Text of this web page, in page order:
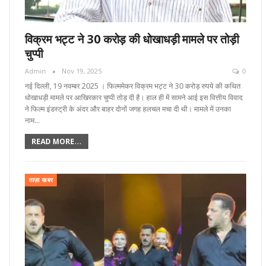
विक्रम भट्ट ने 30 करोड़ की धोखाधड़ी मामले पर तोड़ी
चुप्पी
Admin Nov 19, 2025 0
नई दिल्ली, 19 नवम्बर 2025 । फिल्ममेकर विक्रम भट्ट ने 30 करोड़ रुपये की कथित
धोखाधड़ी मामले पर आखिरकार चुप्पी तोड़ दी है। हाल ही में सामने आई इस वित्तीय विवाद
ने फिल्म इंडस्ट्री के अंदर और बाहर दोनों जगह हलचल मचा दी थी। मामले में उनका
नाम…
READ MORE...
ताज़ा खबर